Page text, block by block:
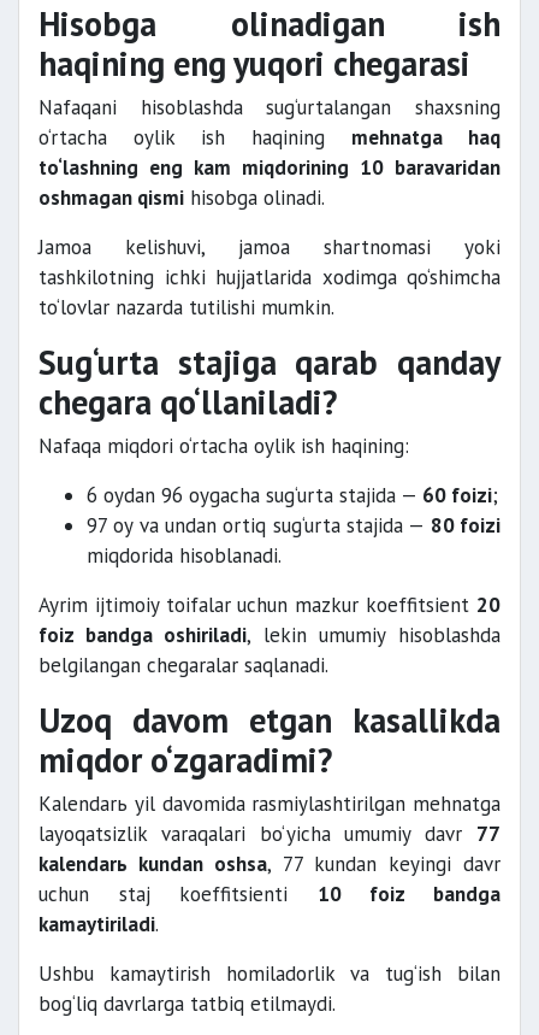
Hisobga olinadigan ish
haqining eng yuqori chegarasi
Nafaqani hisoblashda sug‘urtalangan shaxsning
o‘rtacha oylik ish haqining mehnatga haq
to‘lashning eng kam miqdorining 10 baravaridan
oshmagan qismi hisobga olinadi.
Jamoa kelishuvi, jamoa shartnomasi yoki
tashkilotning ichki hujjatlarida xodimga qo‘shimcha
to‘lovlar nazarda tutilishi mumkin.
Sug‘urta stajiga qarab qanday
chegara qo‘llaniladi?
Nafaqa miqdori o‘rtacha oylik ish haqining:
6 oydan 96 oygacha sug‘urta stajida — 60 foizi;
97 oy va undan ortiq sug‘urta stajida — 80 foizi
miqdorida hisoblanadi.
Ayrim ijtimoiy toifalar uchun mazkur koeffitsient 20
foiz bandga oshiriladi, lekin umumiy hisoblashda
belgilangan chegaralar saqlanadi.
Uzoq davom etgan kasallikda
miqdor o‘zgaradimi?
Kalendarь yil davomida rasmiylashtirilgan mehnatga
layoqatsizlik varaqalari bo‘yicha umumiy davr 77
kalendarь kundan oshsa, 77 kundan keyingi davr
uchun staj koeffitsienti 10 foiz bandga
kamaytiriladi.
Ushbu kamaytirish homiladorlik va tug‘ish bilan
bog‘liq davrlarga tatbiq etilmaydi.